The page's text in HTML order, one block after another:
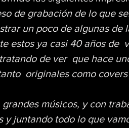
de grabación de lo que
un poco de algunas de
estos ya casi 40 años de
de ver  que hace
originales como
músicos, y con
y juntando todo lo que